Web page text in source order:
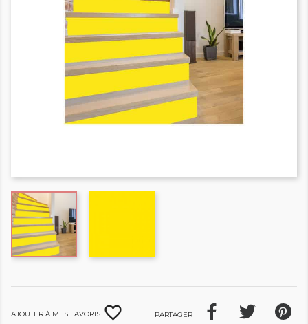
Ajouter à mes favoris favorite_border Partager